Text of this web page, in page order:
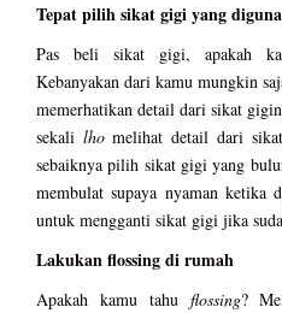
Tepat pilih sikat gigi yang
Pas beli sikat gigi, apakah
Kebanyakan dari kamu mungkin
memerhatikan detail dari sikat
sekali lhomelihat detail dari
sebaiknya pilih sikat gigi yang
membulat supaya nyaman ketika
untuk mengganti sikat gigi jika
Lakukan flossing di rumah
Apakah kamu tahu flossing?